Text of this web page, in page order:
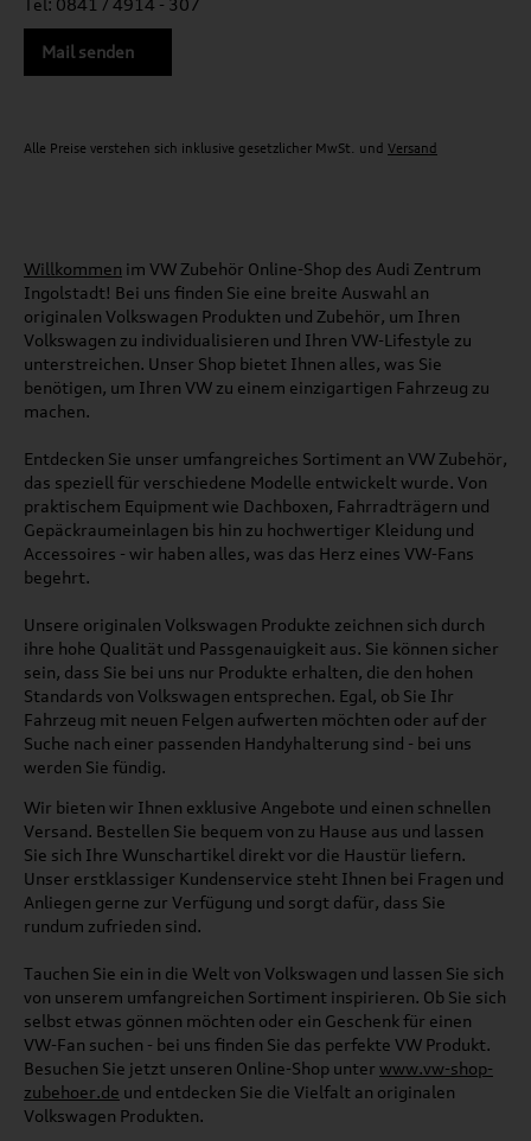
Mail senden
Alle Preise verstehen sich inklusive gesetzlicher MwSt. und Versand
Willkommen im VW Zubehör Online-Shop des Audi Zentrum
Ingolstadt! Bei uns finden Sie eine breite Auswahl an
originalen Volkswagen Produkten und Zubehör, um Ihren
Volkswagen zu individualisieren und Ihren VW-Lifestyle zu
unterstreichen. Unser Shop bietet Ihnen alles, was Sie
benötigen, um Ihren VW zu einem einzigartigen Fahrzeug zu
machen.
Entdecken Sie unser umfangreiches Sortiment an VW Zubehör,
das speziell für verschiedene Modelle entwickelt wurde. Von
praktischem Equipment wie Dachboxen, Fahrradträgern und
Gepäckraumeinlagen bis hin zu hochwertiger Kleidung und
Accessoires - wir haben alles, was das Herz eines VW-Fans
begehrt.
Unsere originalen Volkswagen Produkte zeichnen sich durch
ihre hohe Qualität und Passgenauigkeit aus. Sie können sicher
sein, dass Sie bei uns nur Produkte erhalten, die den hohen
Standards von Volkswagen entsprechen. Egal, ob Sie Ihr
Fahrzeug mit neuen Felgen aufwerten möchten oder auf der
Suche nach einer passenden Handyhalterung sind - bei uns
werden Sie fündig.
Wir bieten wir Ihnen exklusive Angebote und einen schnellen
Versand. Bestellen Sie bequem von zu Hause aus und lassen
Sie sich Ihre Wunschartikel direkt vor die Haustür liefern.
Unser erstklassiger Kundenservice steht Ihnen bei Fragen und
Anliegen gerne zur Verfügung und sorgt dafür, dass Sie
rundum zufrieden sind.
Tauchen Sie ein in die Welt von Volkswagen und lassen Sie sich
von unserem umfangreichen Sortiment inspirieren. Ob Sie sich
selbst etwas gönnen möchten oder ein Geschenk für einen
VW-Fan suchen - bei uns finden Sie das perfekte VW Produkt.
Besuchen Sie jetzt unseren Online-Shop unter www.vw-shop-
zubehoer.de und entdecken Sie die Vielfalt an originalen
Volkswagen Produkten.